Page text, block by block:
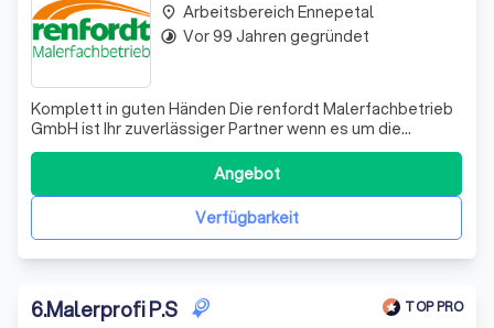
Komplett in guten Händen Die renfordt Malerfachbetrieb
GmbH ist Ihr zuverlässiger Partner wenn es um die
Ausführung von Malerarbeiten geht: Von der
Ausbesserung bis zum Großprojekt bieten wir Ihnen den
KOMPLETTEN Service mit der Koordination aller
benötigten Handwerker. Egal was Sie brauchen – wir
Verfügbarkeit
Angebot
place Arbeitsbereich Ennepetal
timelapse Vor 99 Jahren gegründet
6.Malerprofi P.S TOP PRO